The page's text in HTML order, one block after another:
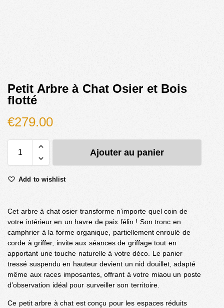
Petit Arbre à Chat Osier et Bois
flotté
€279.00
Ajouter au panier
Add to wishlist
Cet arbre à chat osier transforme n’importe quel coin de
votre intérieur en un havre de paix félin ! Son tronc en
camphrier à la forme organique, partiellement enroulé de
corde à griffer, invite aux séances de griffage tout en
apportant une touche naturelle à votre déco. Le panier
tressé suspendu en hauteur devient un nid douillet, adapté
même aux races imposantes, offrant à votre miaou un poste
d’observation idéal pour surveiller son territoire.
Ce petit arbre à chat est conçu pour les espaces réduits